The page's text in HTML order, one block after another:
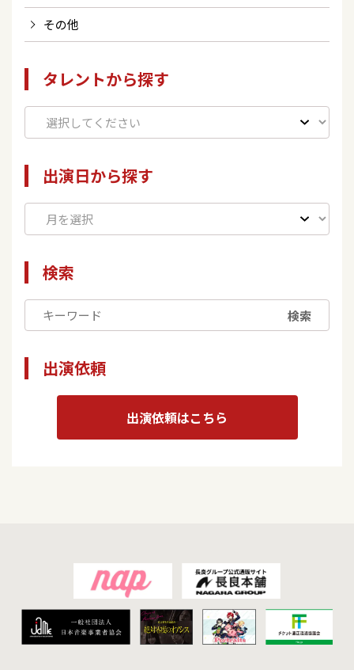
その他
タレントから探す
出演日から探す
検索
検索
出演依頼
出演依頼はこちら